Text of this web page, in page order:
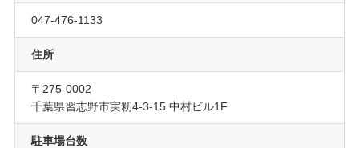
047-476-1133
住所
〒275-0002
千葉県習志野市実籾4-3-15 中村ビル1F
駐車場台数